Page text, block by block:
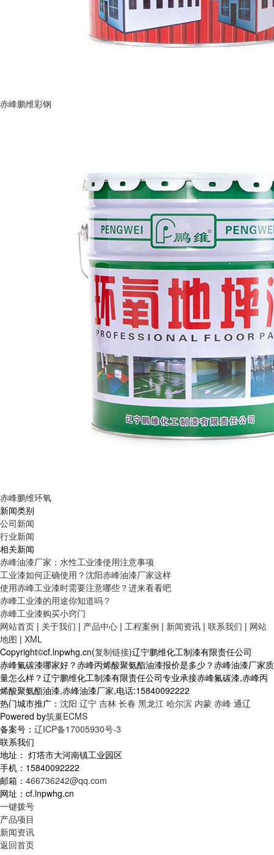
赤峰鹏维彩钢
赤峰鹏维环氧
新闻类别
公司新闻
行业新闻
相关新闻
赤峰油漆厂家：水性工业漆使用注意事项
工业漆如何正确使用？沈阳赤峰油漆厂家这样
使用赤峰工业漆时需要注意哪些？进来看看吧
赤峰工业漆的用途你知道吗？
赤峰工业漆购买小窍门
网站首页 | 关于我们 | 产品中心 | 工程案例 | 新闻资讯 | 联系我们 | 网站
地图 | XML
Copyright©cf.lnpwhg.cn(复制链接)辽宁鹏维化工制漆有限责任公司
赤峰氟碳漆哪家好？赤峰丙烯酸聚氨酯油漆报价是多少？赤峰油漆厂家质
量怎么样？辽宁鹏维化工制漆有限责任公司专业承接赤峰氟碳漆,赤峰丙
烯酸聚氨酯油漆,赤峰油漆厂家,电话:15840092222
热门城市推广： 沈阳 辽宁 吉林 长春 黑龙江 哈尔滨 内蒙 赤峰 通辽
Powered by筑巢ECMS
备案号： 辽ICP备17005930号-3
联系我们
地址： 灯塔市大河南镇工业园区
手机：15840092222
邮箱： 466736242@qq.com
网址：cf.lnpwhg.cn
一键拨号
产品项目
新闻资讯
返回首页